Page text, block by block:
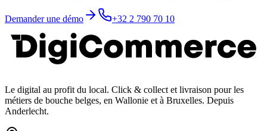
Demander une démo +32 2 790 70 10
Le digital au profit du local. Click & collect et livraison pour les
métiers de bouche belges, en Wallonie et à Bruxelles. Depuis
Anderlecht.